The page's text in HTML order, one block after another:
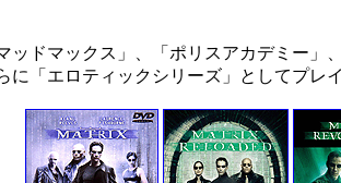
ドマックス」、「ポリスアカデミー」
に「エロティックシリーズ」としてプレ